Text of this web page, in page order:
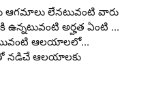
ఆగమాలు లేనటువంటి వారు
అర్హత ఏంటి ...
ఆలయాలలో...
నడిచే ఆలయాలకు